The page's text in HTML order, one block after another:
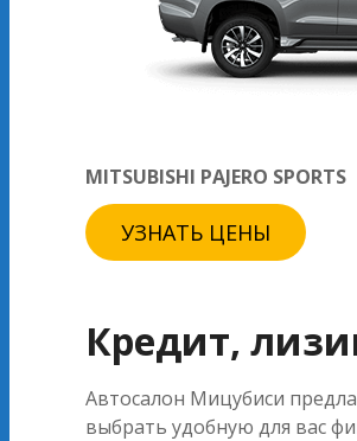
MITSUBISHI PAJERO SPORTS
УЗНАТЬ ЦЕНЫ
Кредит,
Автосалон Мицубиси
выбрать удобную для вас